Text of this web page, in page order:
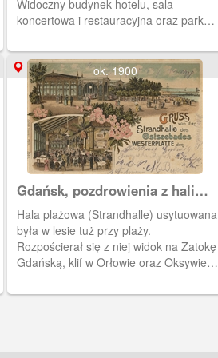
Widoczny budynek hotelu, sala
koncertowa i restauracyjna oraz park
ok. 1900
Gdańsk, pozdrowienia z hali
plażowej na Westerplatte
Hala plażowa (Strandhalle) usytuowana
była w lesie tuż przy plaży.
Rozpościerał się z niej widok na Zatokę
Gdańską, klif w Orłowie oraz Oksywie.